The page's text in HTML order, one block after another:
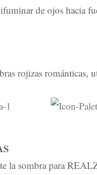
de ojos hacia
rojizas
la sombra para